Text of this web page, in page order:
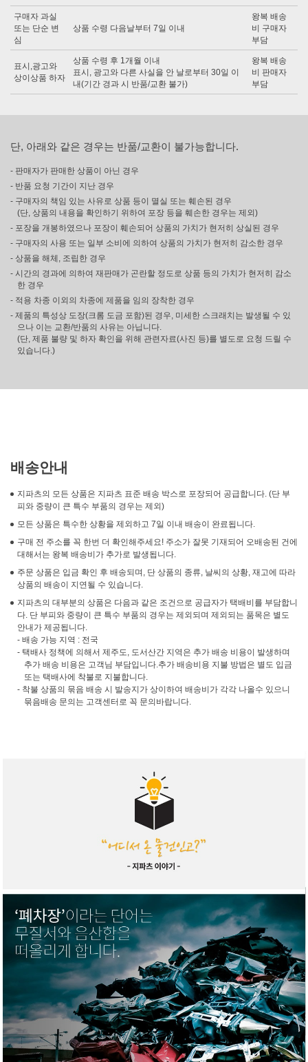
구매자 과실
또는 단순 변
심
상품 수령 다음날부터 7일 이내
왕복 배송
비 구매자
부담
표시,광고와
상이상품 하자
상품 수령 후 1개월 이내
표시, 광고와 다른 사실을 안 날로부터 30일 이
내(기간 경과 시 반품/교환 불가)
왕복 배송
비 판매자
부담
단, 아래와 같은 경우는 반품/교환이 불가능합니다.
- 판매자가 판매한 상품이 아닌 경우
- 반품 요청 기간이 지난 경우
- 구매자의 책임 있는 사유로 상품 등이 멸실 또는 훼손된 경우
(단, 상품의 내용을 확인하기 위하여 포장 등을 훼손한 경우는 제외)
- 포장을 개봉하였으나 포장이 훼손되어 상품의 가치가 현저히 상실된 경우
- 구매자의 사용 또는 일부 소비에 의하여 상품의 가치가 현저히 감소한 경우
- 상품을 해체, 조립한 경우
- 시간의 경과에 의하여 재판매가 곤란할 정도로 상품 등의 가치가 현저히 감소
한 경우
- 적용 차종 이외의 차종에 제품을 임의 장착한 경우
- 제품의 특성상 도장(크롬 도금 포함)된 경우, 미세한 스크래치는 발생될 수 있
으나 이는 교환/반품의 사유는 아닙니다.
(단, 제품 불량 및 하자 확인을 위해 관련자료(사진 등)를 별도로 요청 드릴 수
있습니다.)
배송안내
지파츠의 모든 상품은 지파츠 표준 배송 박스로 포장되어 공급합니다. (단 부
피와 중량이 큰 특수 부품의 경우는 제외)
모든 상품은 특수한 상황을 제외하고 7일 이내 배송이 완료됩니다.
구매 전 주소를 꼭 한번 더 확인해주세요! 주소가 잘못 기재되어 오배송된 건에
대해서는 왕복 배송비가 추가로 발생됩니다.
주문 상품은 입금 확인 후 배송되며, 단 상품의 종류, 날씨의 상황, 재고에 따라
상품의 배송이 지연될 수 있습니다.
지파츠의 대부분의 상품은 다음과 같은 조건으로 공급자가 택배비를 부담합니
다. 단 부피와 중량이 큰 특수 부품의 경우는 제외되며 제외되는 품목은 별도
안내가 제공됩니다.
- 배송 가능 지역 : 전국
- 택배사 정책에 의해서 제주도, 도서산간 지역은 추가 배송 비용이 발생하며
추가 배송 비용은 고객님 부담입니다.추가 배송비용 지불 방법은 별도 입금
또는 택배사에 착불로 지불합니다.
- 착불 상품의 묶음 배송 시 발송지가 상이하여 배송비가 각각 나올수 있으니
묶음배송 문의는 고객센터로 꼭 문의바랍니다.